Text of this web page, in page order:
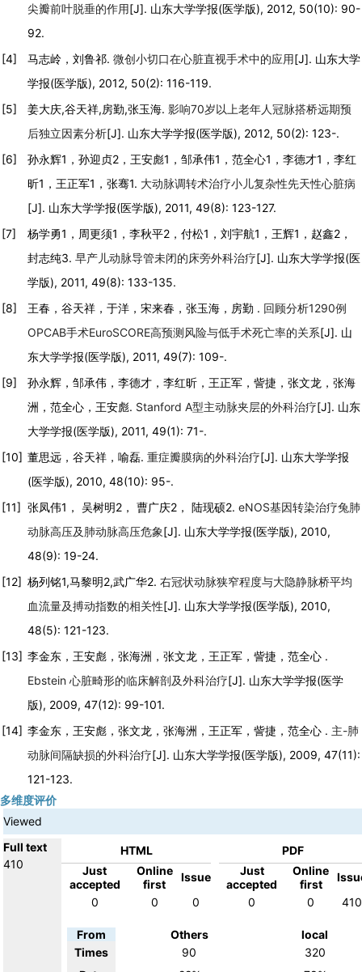
尖瓣前叶脱垂的作用[J]. 山东大学学报(医学版), 2012, 50(10): 90-
92.
[4]
马志岭，刘鲁祁. 微创小切口在心脏直视手术中的应用[J]. 山东大学
学报(医学版), 2012, 50(2): 116-119.
[5]
姜大庆,谷天祥,房勤,张玉海. 影响70岁以上老年人冠脉搭桥远期预
后独立因素分析[J]. 山东大学学报(医学版), 2012, 50(2): 123-.
[6]
孙永辉1，孙迎贞2，王安彪1，邹承伟1，范全心1，李德才1，李红
昕1，王正军1，张骞1. 大动脉调转术治疗小儿复杂性先天性心脏病
[J]. 山东大学学报(医学版), 2011, 49(8): 123-127.
[7]
杨学勇1，周更须1，李秋平2，付松1，刘宇航1，王辉1，赵鑫2，
封志纯3. 早产儿动脉导管未闭的床旁外科治疗[J]. 山东大学学报(医
学版), 2011, 49(8): 133-135.
[8]
王春，谷天祥，于洋，宋来春，张玉海，房勤 . 回顾分析1290例
OPCAB手术EuroSCORE高预测风险与低手术死亡率的关系[J]. 山
东大学学报(医学版), 2011, 49(7): 109-.
[9]
孙永辉，邹承伟，李德才，李红昕，王正军，訾捷，张文龙，张海
洲，范全心，王安彪. Stanford A型主动脉夹层的外科治疗[J]. 山东
大学学报(医学版), 2011, 49(1): 71-.
[10] 董思远，谷天祥，喻磊. 重症瓣膜病的外科治疗[J]. 山东大学学报
(医学版), 2010, 48(10): 95-.
[11] 张凤伟1， 吴树明2， 曹广庆2， 陆现硕2. eNOS基因转染治疗兔肺
动脉高压及肺动脉高压危象[J]. 山东大学学报(医学版), 2010,
48(9): 19-24.
[12] 杨列铭1,马黎明2,武广华2. 右冠状动脉狭窄程度与大隐静脉桥平均
血流量及搏动指数的相关性[J]. 山东大学学报(医学版), 2010,
48(5): 121-123.
[13] 李金东，王安彪，张海洲，张文龙，王正军，訾捷，范全心 .
Ebstein 心脏畸形的临床解剖及外科治疗[J]. 山东大学学报(医学
版), 2009, 47(12): 99-101.
[14] 李金东，王安彪，张文龙，张海洲，王正军，訾捷，范全心 . 主-肺
动脉间隔缺损的外科治疗[J]. 山东大学学报(医学版), 2009, 47(11):
121-123.
多维度评价
Viewed
Full text
410
HTML
PDF
Just
accepted
Online
first
Issue
Just
accepted
Online
first
0
0 0 0 0 410
From Others
local
Times
90
320